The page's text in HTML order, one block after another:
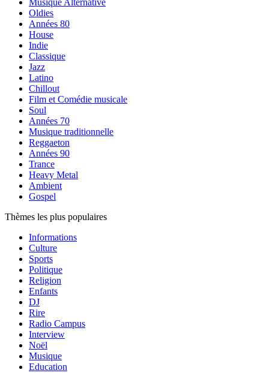
Musique Alternative
Oldies
Années 80
House
Indie
Classique
Jazz
Latino
Chillout
Film et Comédie musicale
Soul
Années 70
Musique traditionnelle
Reggaeton
Années 90
Trance
Heavy Metal
Ambient
Gospel
Thèmes les plus populaires
Informations
Culture
Sports
Politique
Religion
Enfants
DJ
Rire
Radio Campus
Interview
Noël
Musique
Education